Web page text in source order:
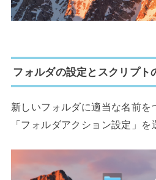
フォルダの設定とスクリプト
新しいフォルダに適当な名前
「フォルダアクション設定」を